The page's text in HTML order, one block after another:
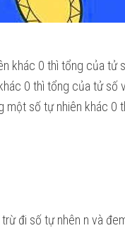
khác 0 thì tổng của tử
0 thì tổng của tử số
số tự nhiên khác 0
đi số tự nhên n và